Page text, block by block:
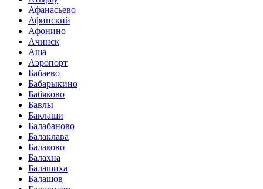
Афанасьево
Афипский
Афонино
Ачинск
Аша
Аэропорт
Бабаево
Бабарыкино
Бабяково
Бавлы
Баклаши
Балабаново
Балаклава
Балаково
Балахна
Балашиха
Балашов